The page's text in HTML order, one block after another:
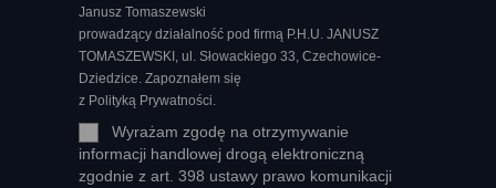
Janusz Tomaszewski
prowadzący działalność pod firmą P.H.U. JANUSZ
TOMASZEWSKI, ul. Słowackiego 33, Czechowice-
Dziedzice. Zapoznałem się
z Polityką Prywatności.
Wyrażam zgodę na otrzymywanie
informacji handlowej drogą elektroniczną
zgodnie z art. 398 ustawy prawo komunikacji